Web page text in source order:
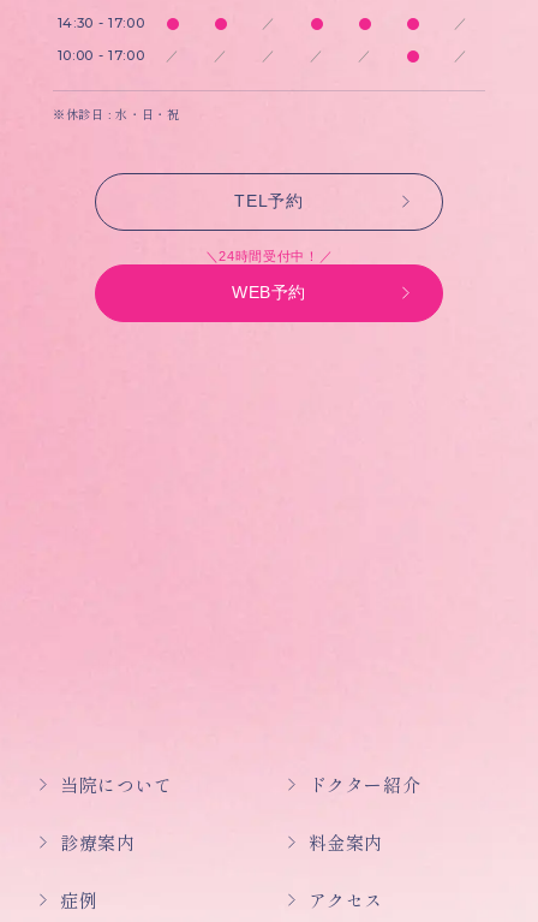
14:30 - 17:00 ／ ／
10:00 - 17:00 ／ ／ ／ ／ ／ ／
※休診日 : 水・日・祝
TEL予約
＼24時間受付中！／
WEB予約
当院について ドクター紹介
診療案内 料金案内
症例 アクセス